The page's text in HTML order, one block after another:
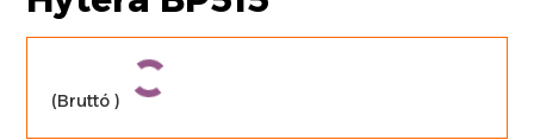
(Bruttó)